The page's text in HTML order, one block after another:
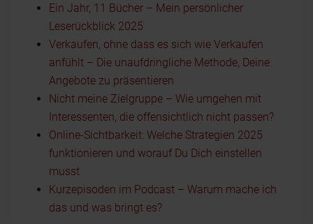
Ein Jahr, 11 Bücher – Mein persönlicher
Leserückblick 2025
Verkaufen, ohne dass es sich wie Verkaufen
anfühlt – Die unaufdringliche Methode, Deine
Angebote zu präsentieren
Nicht meine Zielgruppe – Wie umgehen mit
Interessenten, die offensichtlich nicht passen?
Online-Sichtbarkeit: Welche Strategien 2025
funktionieren und worauf Du Dich einstellen
musst
Kurzepisoden im Podcast – Warum mache ich
das und was bringt es?